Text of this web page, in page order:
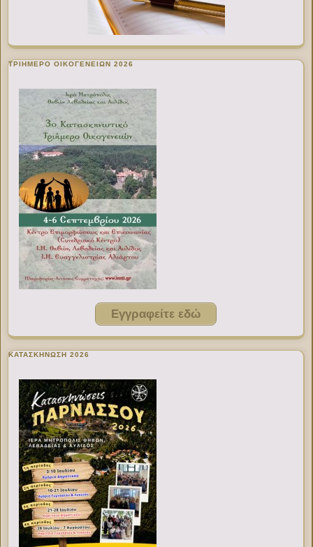
ΤΡΙΗΜΕΡΟ ΟΙΚΟΓΕΝΕΙΩΝ 2026
Εγγραφείτε εδώ
ΚΑΤΑΣΚΗΝΩΣΗ 2026